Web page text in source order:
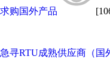
求购国外产品
急寻RTU成熟供应商（国